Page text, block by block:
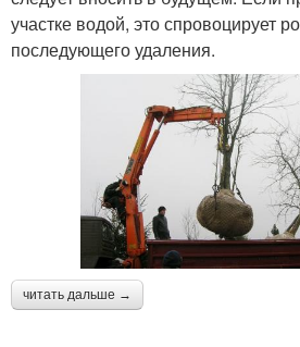
участке водой, это спровоцирует
последующего удаления.
читать дальше →